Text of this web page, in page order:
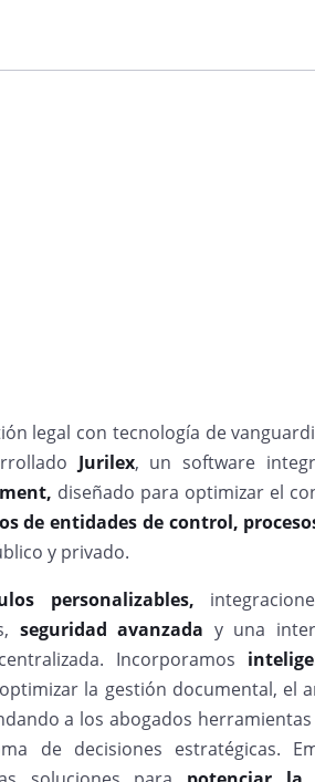
legal con tecnología de
Jurilex, un software
diseñado para optimizar el
de entidades de control,
y privado.
personalizables,
seguridad avanzada y una
Incorporamos
la gestión documental, el
a los abogados
de decisiones estratégicas.